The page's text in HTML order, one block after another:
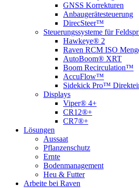
GNSS Korrekturen
Anbaugerätesteuerung
DirecSteer™
Steuerungssysteme für
Hawkeye® 2
Raven RCM ISO
AutoBoom® XRT
Boom Recirculation™
AccuFlow™
Sidekick Pro™
Displays
Viper® 4+
CR12®+
CR7®+
Lösungen
Aussaat
Pflanzenschutz
Ernte
Bodenmanagement
Heu & Futter
Arbeite bei Raven